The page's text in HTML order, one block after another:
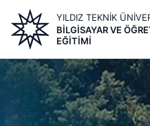
içeriğe
atla
YILDIZ TEKNİK
BILGISAYAR VE
EĞITIMI
Image